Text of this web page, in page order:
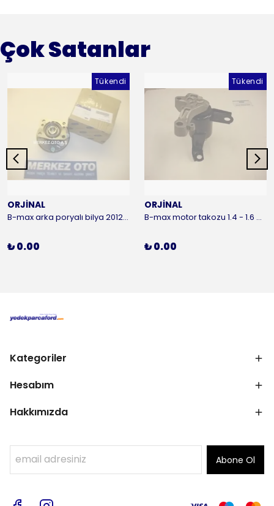
Çok Satanlar
Tükendi
ORJİNAL
B-max arka poryalı bilya 2012-2016 ORJİNAL
₺ 0.00
Tükendi
ORJİNAL
B-max motor takozu 1.4 - 1.6 benzinli 2012-2016 ORJİNAL
₺ 0.00
Kategoriler
Hesabım
Hakkımızda
Abone Ol